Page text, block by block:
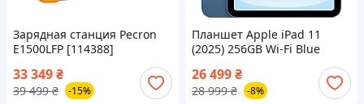
Зарядная станция Pecron
E1500LFP [114388]
33 349₴
39 499 ₴ -15%
Планшет Apple iPad 11
(2025) 256GB Wi-Fi Blue
26 499₴
28 999 ₴ -8%